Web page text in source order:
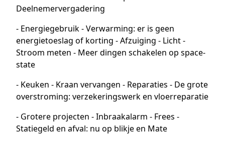
Deelnemervergadering
- Energiegebruik - Verwarming: er is geen
energietoeslag of korting - Afzuiging - Licht -
Stroom meten - Meer dingen schakelen op space-
state
- Keuken - Kraan vervangen - Reparaties - De grote
overstroming: verzekeringswerk en vloerreparatie
- Grotere projecten - Inbraakalarm - Frees -
Statiegeld en afval: nu op blikje en Mate